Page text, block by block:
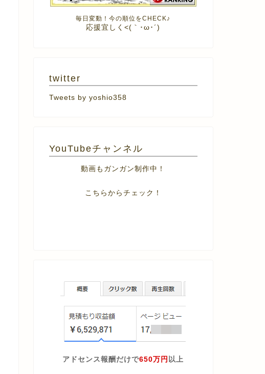
毎日変動！今の順位をCHECK♪
応援宜しく<(｀･ω･´)
twitter
Tweets by yoshio358
YouTubeチャンネル
動画もガンガン制作中！
こちらからチェック！
アドセンス報酬だけで650万円 以上